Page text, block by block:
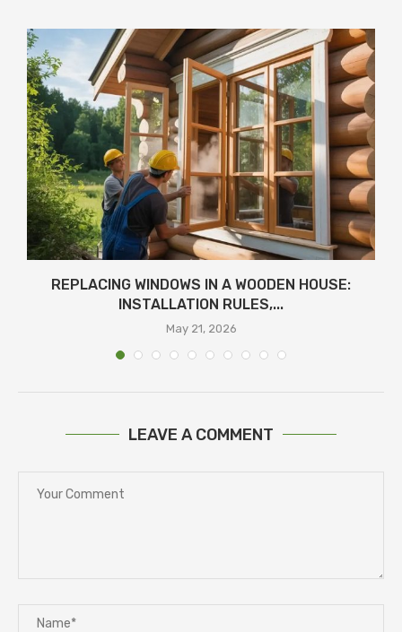
REPLACING WINDOWS IN A WOODEN HOUSE:
INSTALLATION RULES,...
May 21, 2026
LEAVE A COMMENT